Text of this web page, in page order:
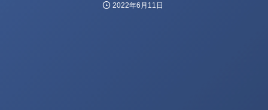
2022年6月11日